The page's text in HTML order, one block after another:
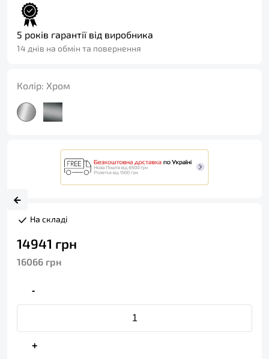
5 років гарантії від виробника
14 днів на обмін та повернення
Колір: Хром
На складі
14941 грн
16066 грн
-
+